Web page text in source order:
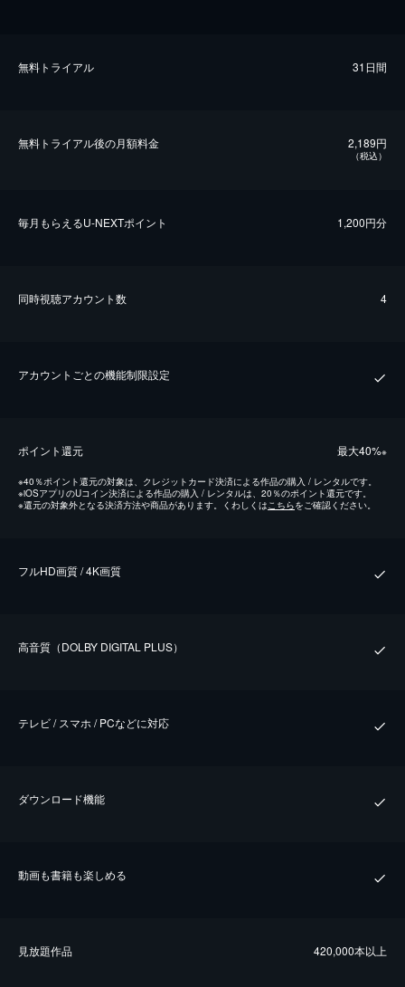
無料トライアル 31日間
無料トライアル後の⽉額料金 2,189円
（税込）
毎⽉もらえるU-NEXTポイント 1,200円分
同時視聴アカウント数 4
アカウントごとの機能制限設定
ポイント還元 最⼤40%※
※40％ポイント還元の対象は、クレジットカード決済による作品の購入 / レンタルです。
※iOSアプリのUコイン決済による作品の購入 / レンタルは、20％のポイント還元です。
※還元の対象外となる決済方法や商品があります。くわしくはこちらをご確認ください。
フルHD画質 / 4K画質
⾼⾳質（DOLBY DIGITAL PLUS）
テレビ / スマホ / PCなどに対応
ダウンロード機能
動画も書籍も楽しめる
⾒放題作品 420,000本以上